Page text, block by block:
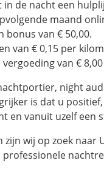
de nacht een
maand
bonus van € 50,00.
van € 0,15 per
van €
night
is dat u
en vanuit uzelf een
wij op zoek